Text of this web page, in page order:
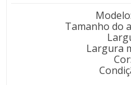
Modelo:
Tamanho do
Largura
Cor: